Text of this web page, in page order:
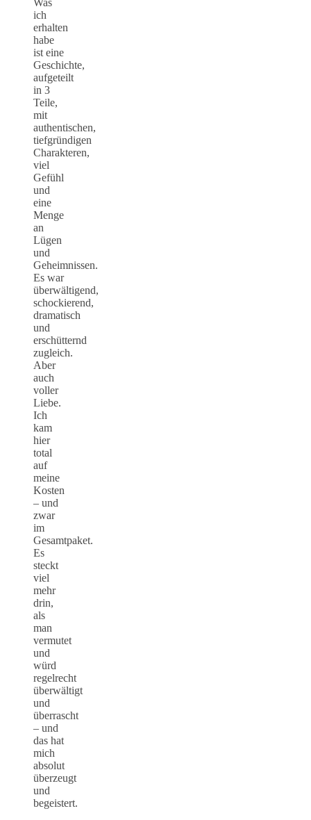
Was
ich
erhalten
habe
ist eine
Geschichte,
aufgeteilt
in 3
Teile,
mit
authentischen,
tiefgründigen
Charakteren,
viel
Gefühl
und
eine
Menge
an
Lügen
und
Geheimnissen.
Es war
überwältigend,
schockierend,
dramatisch
und
erschütternd
zugleich.
Aber
auch
voller
Liebe.
Ich
kam
hier
total
auf
meine
Kosten
– und
zwar
im
Gesamtpaket.
Es
steckt
viel
mehr
drin,
als
man
vermutet
und
würd
regelrecht
überwältigt
und
überrascht
– und
das hat
mich
absolut
überzeugt
und
begeistert.